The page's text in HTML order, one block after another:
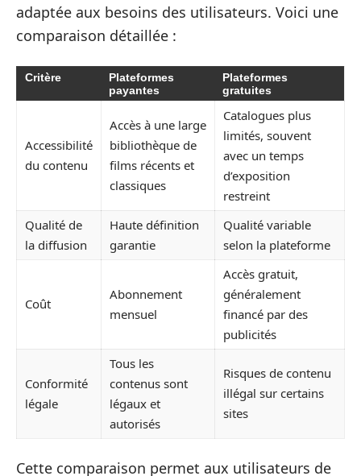
adaptée aux besoins des utilisateurs. Voici une
comparaison détaillée :
Critère
Plateformes
payantes
Plateformes
gratuites
Accessibilité
du contenu
Accès à une large
bibliothèque de
films récents et
classiques
Catalogues plus
limités, souvent
avec un temps
d’exposition
restreint
Qualité de
la diffusion
Haute définition
garantie
Qualité variable
selon la plateforme
Coût
Abonnement
mensuel
Accès gratuit,
généralement
financé par des
publicités
Conformité
légale
Tous les
contenus sont
légaux et
autorisés
Risques de contenu
illégal sur certains
sites
Cette comparaison permet aux utilisateurs de